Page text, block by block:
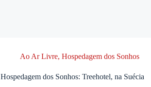
Ao Ar Livre,Hospedagem dos Sonhos
Hospedagem dos Sonhos: Treehotel, na Suécia